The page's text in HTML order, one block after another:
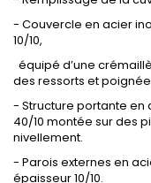
- Couvercle en acier
10/10,
équipé d’une
des ressorts et
- Structure portante en
40/10 montée sur des
nivellement.
- Parois externes en
épaisseur 10/10.